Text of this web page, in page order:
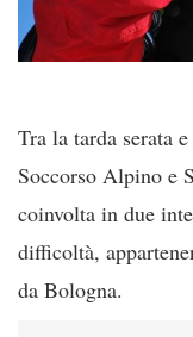
Tra la tarda serata
Soccorso Alpino e
coinvolta in due
difficoltà,
da Bologna.